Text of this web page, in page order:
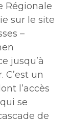
Régionale
sur le site
–
jusqu’à
C’est un
l’accès
se
de